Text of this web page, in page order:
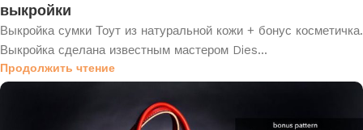
выкройки
Выкройка сумки Тоут из натуральной кожи + бонус косметичка.
Выкройка сделана известным мастером Dies...
Продолжить чтение